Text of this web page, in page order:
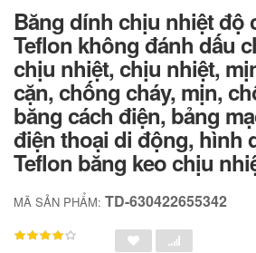
Băng dính chịu nhiệt độ
Teflon không đánh dấu
chịu nhiệt, chịu nhiệt,
cặn, chống cháy, mịn,
băng cách điện, bảng
điện thoại di động, hình
Teflon băng keo chịu
MÃ SẢN PHẨM: TD-630422655342